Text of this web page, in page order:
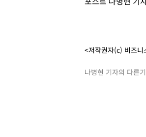
<저작권자(c) 비즈니
나병현 기자의 다른